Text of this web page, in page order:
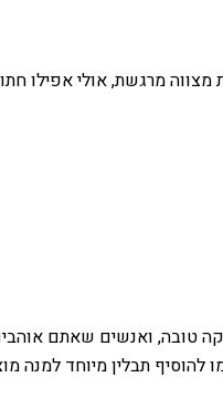
מרגשת, אולי אפילו
טובה, ואנשים שאתם
תבלין מיוחד למנה